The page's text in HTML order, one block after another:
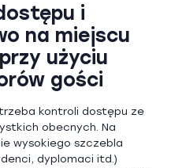
i
na miejscu
użyciu
gości
kontroli dostępu ze
obecnych. Na
wysokiego szczebla
dyplomaci itd.)